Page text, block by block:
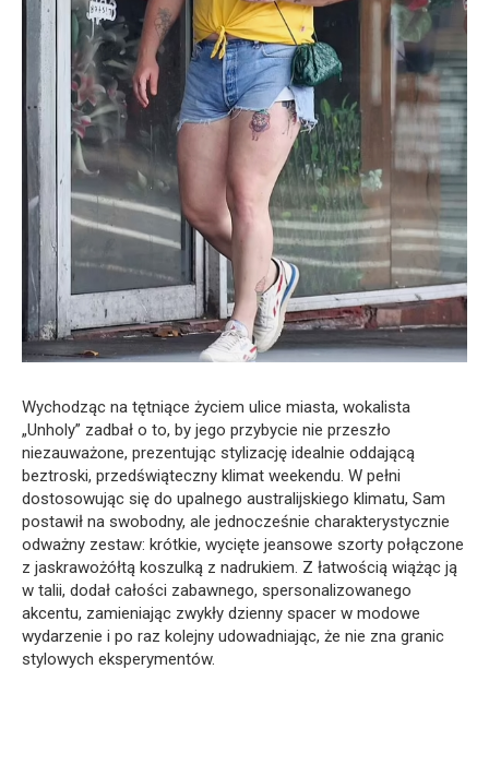
Wychodząc na tętniące życiem ulice miasta, wokalista
„Unholy” zadbał o to, by jego przybycie nie przeszło
niezauważone, prezentując stylizację idealnie oddającą
beztroski, przedświąteczny klimat weekendu. W pełni
dostosowując się do upalnego australijskiego klimatu, Sam
postawił na swobodny, ale jednocześnie charakterystycznie
odważny zestaw: krótkie, wycięte jeansowe szorty połączone
z jaskrawożółtą koszulką z nadrukiem. Z łatwością wiążąc ją
w talii, dodał całości zabawnego, spersonalizowanego
akcentu, zamieniając zwykły dzienny spacer w modowe
wydarzenie i po raz kolejny udowadniając, że nie zna granic
stylowych eksperymentów.